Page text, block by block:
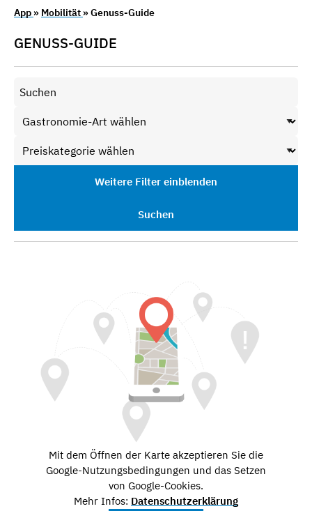
App » Mobilität » Genuss-Guide
GENUSS-GUIDE
Weitere Filter einblenden
Suchen
Mit dem Öffnen der Karte akzeptieren Sie die
Google-Nutzungsbedingungen und das Setzen
von Google-Cookies.
Mehr Infos: Datenschutzerklärung